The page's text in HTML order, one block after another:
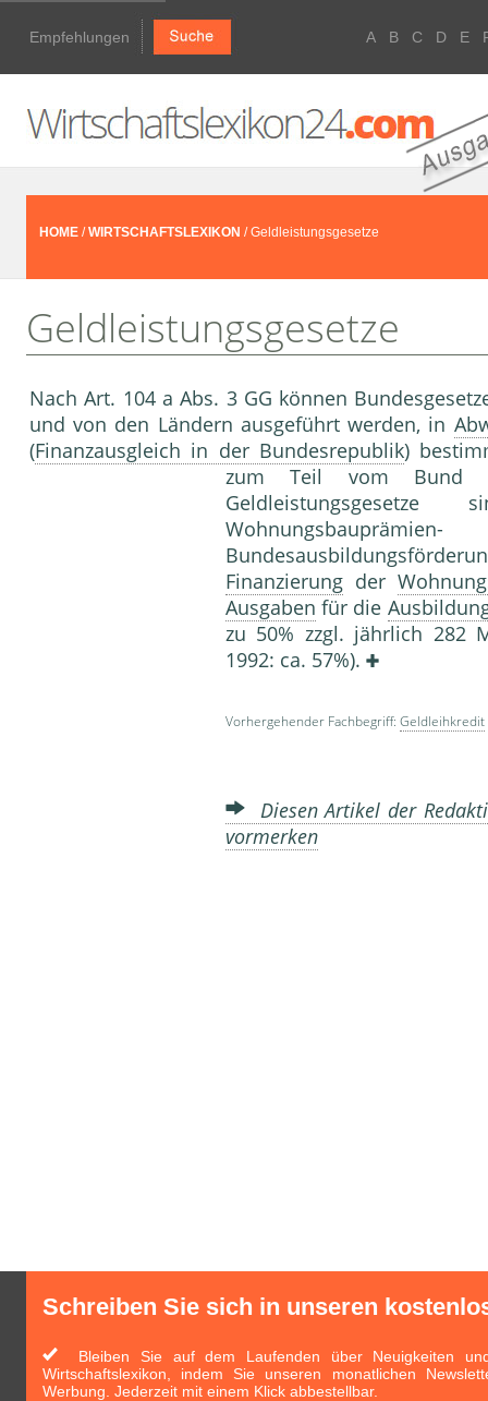
Empfehlungen A B C D E
HOME /WIRTSCHAFTSLEXIKON / Geldleistungsgesetze
Geldleistungsgesetze
Nach Art. 104 a Abs. 3 GG können
und von den Ländern ausgeführt werden, in
(Finanzausgleich in der Bundesrepublik)
zum Teil vom Bund
Finanzierung der
Ausgaben für die
zu 50% zzgl. jährlich 282
1992: ca. 57%).
Vorhergehender Fachbegriff: Geldleihkredit
Diesen Artikel der
vormerken
Schreiben Sie sich in unseren
Bleiben Sie auf dem Laufenden über Neuigkeiten
Wirtschaftslexikon, indem Sie unseren monatlichen
Werbung. Jederzeit mit einem Klick abbestellbar.